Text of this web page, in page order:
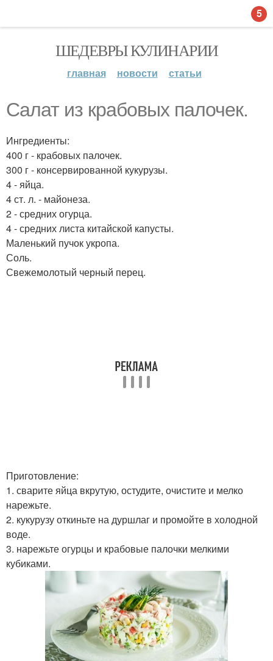
ШЕДЕВРЫ КУЛИНАРИИ
главная новости статьи
Салат из крабовых палочек.
Ингредиенты:
400 г - крабовых палочек.
300 г - консервированной кукурузы.
4 - яйца.
4 ст. л. - майонеза.
2 - средних огурца.
4 - средних листа китайской капусты.
Маленький пучок укропа.
Соль.
Свежемолотый черный перец.
Приготовление:
1. сварите яйца вкрутую, остудите, очистите и мелко
нарежьте.
2. кукурузу откиньте на дуршлаг и промойте в холодной
воде.
3. нарежьте огурцы и крабовые палочки мелкими
кубиками.
5